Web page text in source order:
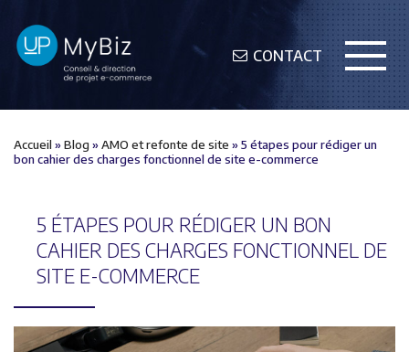
CONTACT
Accueil »Blog »AMO et refonte de site »5 étapes pour rédiger un
bon cahier des charges fonctionnel de site e-commerce
5 ÉTAPES POUR RÉDIGER UN BON
CAHIER DES CHARGES FONCTIONNEL DE
SITE E-COMMERCE